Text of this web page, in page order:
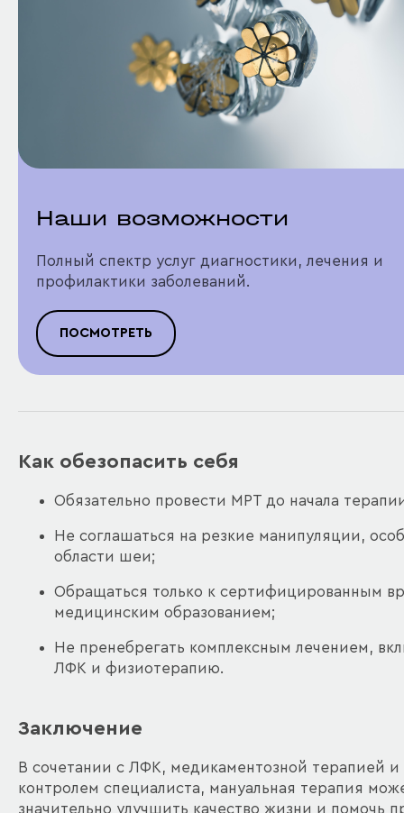
Наши возможности
Полный спектр услуг диагностики, лечения и
профилактики заболеваний.
ПОСМОТРЕТЬ
Как обезопасить себя
Обязательно провести МРТ до начала
Не соглашаться на резкие манипуляции,
области шеи;
Обращаться только к сертифицированным
медицинским образованием;
Не пренебрегать комплексным лечением,
ЛФК и физиотерапию.
Заключение
В сочетании с ЛФК, медикаментозной терапией и
контролем специалиста, мануальная терапия
значительно улучшить качество жизни и помочь